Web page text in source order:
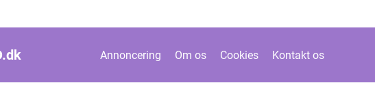
dk Annoncering Om os Cookies Kontakt os